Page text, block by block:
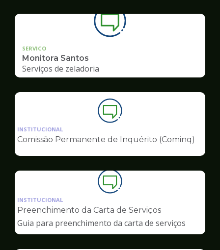
SERVICO
Monitora Santos
Serviços de zeladoria
Ilustração
da
pagina
Ouvidoria
INSTITUCIONAL
Comissão Permanente de Inquérito (Cominq)
Ilustração
da
pagina
de
Ouvidoria
INSTITUCIONAL
Preenchimento da Carta de Serviços
Guia para preenchimento da carta de serviços